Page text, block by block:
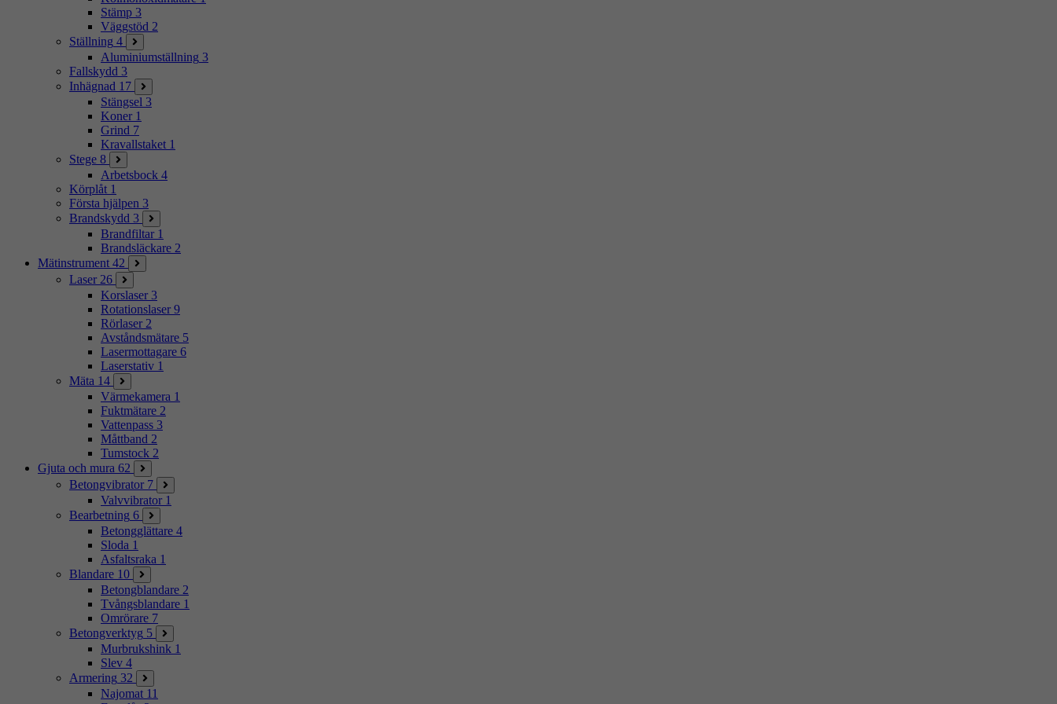
Stämp 3
Väggstöd 2
Ställning 4
Aluminiumställning 3
Fallskydd 3
Inhägnad 17
Stängsel 3
Koner 1
Grind 7
Kravallstaket 1
Stege 8
Arbetsbock 4
Körplåt 1
Första hjälpen 3
Brandskydd 3
Brandfiltar 1
Brandsläckare 2
Mätinstrument 42
Laser 26
Korslaser 3
Rotationslaser 9
Rörlaser 2
Avståndsmätare 5
Lasermottagare 6
Laserstativ 1
Mäta 14
Värmekamera 1
Fuktmätare 2
Vattenpass 3
Måttband 2
Tumstock 2
Gjuta och mura 62
Betongvibrator 7
Valvvibrator 1
Bearbetning 6
Betongglättare 4
Sloda 1
Asfaltsraka 1
Blandare 10
Betongblandare 2
Tvångsblandare 1
Omrörare 7
Betongverktyg 5
Murbrukshink 1
Slev 4
Armering 32
Najomat 11